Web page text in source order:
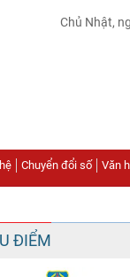
Chủ Nhật,
Chuyển đổi số Văn
ĐIỂM